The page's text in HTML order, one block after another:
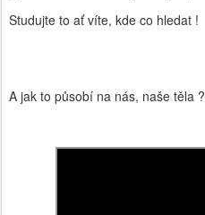
Studujte to ať víte, kde co hledat !
A jak to působí na nás, naše těla ?